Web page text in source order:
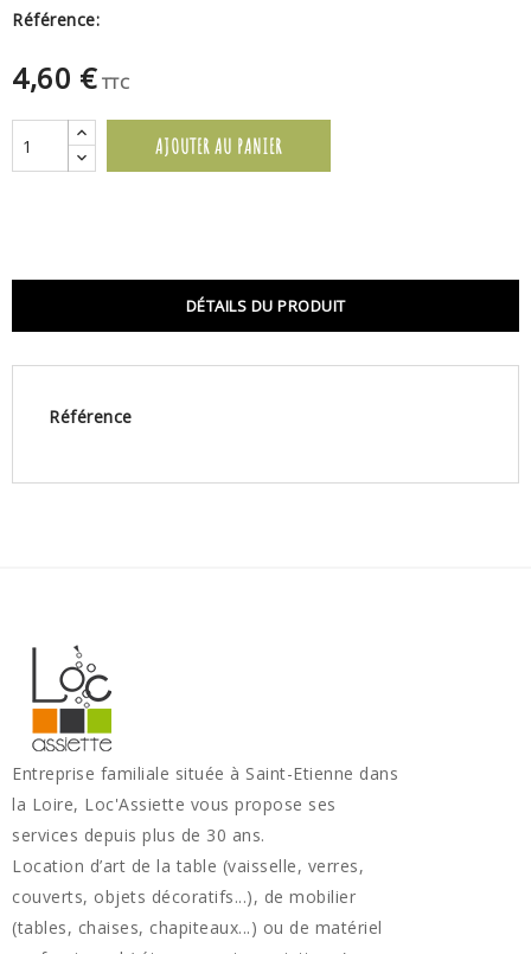
Référence:
4,60 € TTC
AJOUTER AU PANIER
DÉTAILS DU PRODUIT
Référence
Entreprise familiale située à Saint-Etienne dans
la Loire, Loc'Assiette vous propose ses
services depuis plus de 30 ans.
Location d’art de la table (vaisselle, verres,
couverts, objets décoratifs...), de mobilier
(tables, chaises, chapiteaux...) ou de matériel